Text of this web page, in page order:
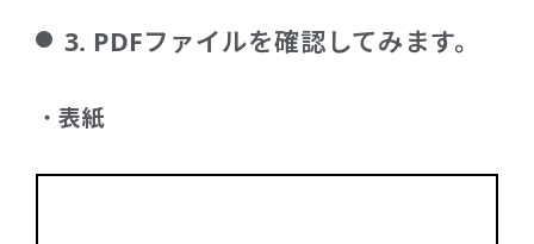
3. PDFファイルを確認してみます。
表紙